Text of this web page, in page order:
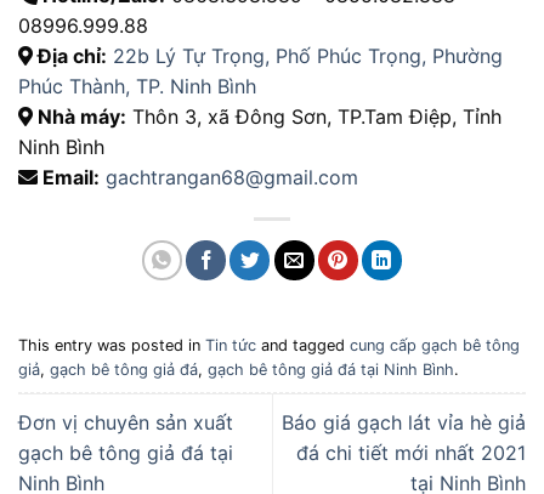
08996.999.88
Địa chỉ: 22b Lý Tự Trọng, Phố Phúc Trọng, Phường
Phúc Thành, TP. Ninh Bình
Nhà máy: Thôn 3, xã Đông Sơn, TP.Tam Điệp, Tỉnh
Ninh Bình
Email: gachtrangan68@gmail.com
This entry was posted in Tin tức and tagged cung cấp gạch bê tông
giả, gạch bê tông giả đá, gạch bê tông giả đá tại Ninh Bình.
Đơn vị chuyên sản xuất
gạch bê tông giả đá tại
Ninh Bình
Báo giá gạch lát vỉa hè giả
đá chi tiết mới nhất 2021
tại Ninh Bình